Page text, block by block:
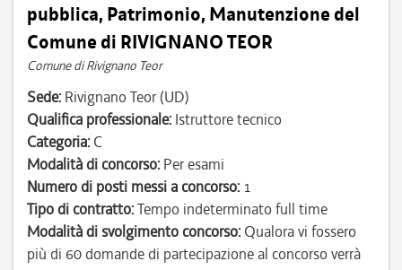
pubblica, Patrimonio, Manutenzione del
Comune di RIVIGNANO TEOR
Comune di Rivignano Teor
Sede: Rivignano Teor (UD)
Qualifica professionale: Istruttore tecnico
Categoria: C
Modalità di concorso: Per esami
Numero di posti messi a concorso: 1
Tipo di contratto:Tempo indeterminato full time
Modalità di svolgimento concorso: Qualora vi fossero
più di 60 domande di partecipazione al concorso verrà